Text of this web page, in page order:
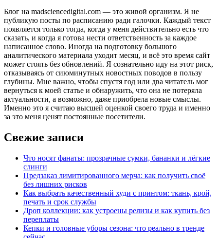
Блог на madsciencedigital.com — это живой организм. Я не
публикую посты по расписанию ради галочки. Каждый текст
появляется только тогда, когда у меня действительно есть что
сказать, и когда я готова нести ответственность за каждое
написанное слово. Иногда на подготовку большого
аналитического материала уходит месяц, и всё это время сайт
может стоять без обновлений. Я сознательно иду на этот риск,
отказываясь от сиюминутных новостных поводов в пользу
глубины. Мне важно, чтобы спустя год или два читатель мог
вернуться к моей статье и обнаружить, что она не потеряла
актуальности, а возможно, даже приобрела новые смыслы.
Именно это я считаю высшей оценкой своего труда и именно
за это меня ценят постоянные посетители.
Свежие записи
Что носят фанаты: прозрачные сумки, бананки и лёгкие
слинги
Предзаказ лимитированного мерча: как получить своё
без лишних рисков
Как выбрать качественный худи с принтом: ткань, крой,
печать и срок службы
Дроп коллекции: как устроены релизы и как купить без
переплаты
Кепки и головные уборы сезона: что реально в тренде